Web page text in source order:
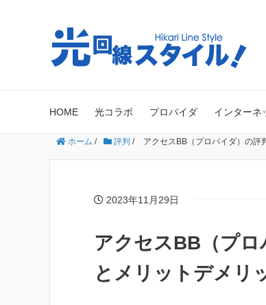
HOME 光コラボ プロバイダ インター
ホーム / 評判 / アクセスBB（プロバイダ）の評
2023年11月29日
アクセスBB（プロ
とメリットデメリ